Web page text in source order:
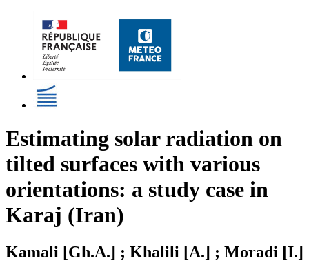
Estimating solar radiation on
tilted surfaces with various
orientations: a study case in
Karaj (Iran)
Kamali [Gh.A.] ; Khalili [A.] ; Moradi [I.]